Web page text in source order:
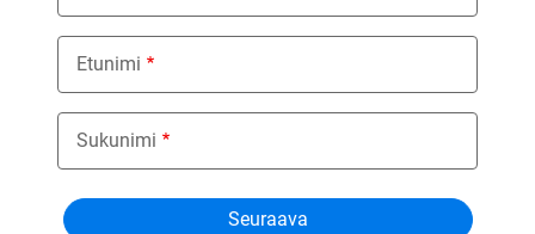
Etunimi
Sukunimi